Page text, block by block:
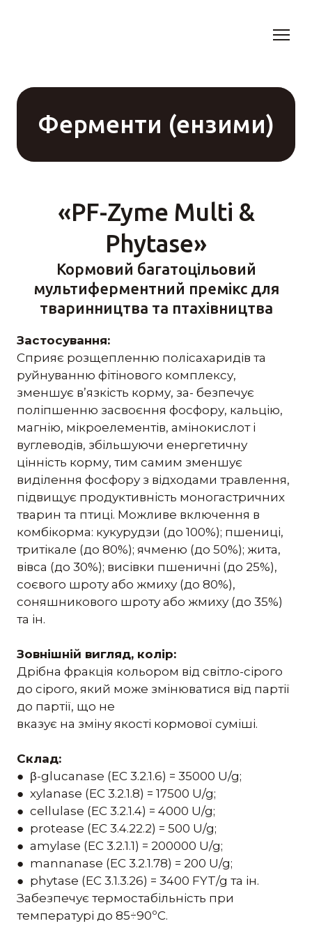
Ферменти (ензими)
«PF-Zyme Multi &
Phytase»
Кормовий багатоцільовий
мультиферментний премікс для
тваринництва та птахівництва
Застосування:
Сприяє розщепленню полісахаридів та
руйнуванню фітінового комплексу,
зменшує в’язкість корму, за- безпечує
поліпшенню засвоєння фосфору, кальцію,
магнію, мікроелементів, амінокислот і
вуглеводів, збільшуючи енергетичну
цінність корму, тим самим зменшує
виділення фосфору з відходами травлення,
підвищує продуктивність моногастричних
тварин та птиці. Можливе включення в
комбікорма: кукурудзи (до 100%); пшениці,
тритікале (до 80%); ячменю (до 50%); жита,
вівса (до 30%); висівки пшеничні (до 25%),
соєвого шроту або жмиху (до 80%),
соняшникового шроту або жмиху (до 35%)
та ін.
Зовнішній вигляд, колір:
Дрібна фракція кольором від світло-сірого
до сірого, який може змінюватися від партії
до партії, що не
вказує на зміну якості кормової суміші.
Склад:
● β-glucanase (ЕС 3.2.1.6) = 35000 U/g;
● xylanase (ЕС 3.2.1.8) = 17500 U/g;
● cellulase (ЕС 3.2.1.4) = 4000 U/g;
● protease (ЕС 3.4.22.2) = 500 U/g;
● amylase (ЕС 3.2.1.1) = 200000 U/g;
● mannanase (ЕС 3.2.1.78) = 200 U/g;
● phytase (ЕС 3.1.3.26) = 3400 FYT/g та ін.
Забезпечує термостабільність при
температурі до 85÷90ºС.